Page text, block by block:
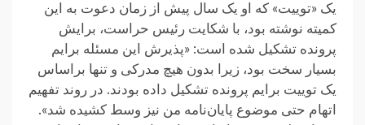
یک «توییت» که او یک‌ سال پیش از زمان دعوت به این
کمیته نوشته بود، با شکایت رئیس حراست، برایش
پرونده تشکیل شده است: «پذیرش این مسئله برایم
بسیار سخت بود، زیرا بدون هیچ مدرکی و تنها براساس
یک توییت برایم پرونده تشکیل داده بودند. در روند تفهیم
اتهام حتی موضوع پایان‌نامه من نیز وسط کشیده شد».